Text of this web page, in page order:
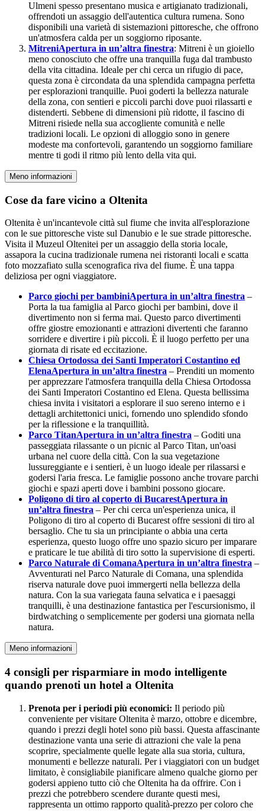
Ulmeni spesso presentano musica e artigianato tradizionali,
offrendoti un assaggio dell'autentica cultura rumena. Sono
disponibili una varietà di sistemazioni pittoresche, che offrono
un'atmosfera calda per un soggiorno riposante.
MitreniApertura in un’altra finestra: Mitreni è un gioiello
meno conosciuto che offre una tranquilla fuga dal trambusto
della vita cittadina. Ideale per chi cerca un rifugio di pace,
questa zona è circondata da una splendida campagna perfetta
per esplorazioni tranquille. Puoi goderti la bellezza naturale
della zona, con sentieri e piccoli parchi dove puoi rilassarti e
distenderti. Sebbene di dimensioni più ridotte, il fascino di
Mitreni risiede nella sua accogliente comunità e nelle
tradizioni locali. Le opzioni di alloggio sono in genere
modeste ma confortevoli, garantendo un soggiorno familiare
mentre ti godi il ritmo più lento della vita qui.
Meno informazioni
Cose da fare vicino a Oltenita
Oltenita è un'incantevole città sul fiume che invita all'esplorazione
con le sue pittoresche viste sul Danubio e le sue strade pittoresche.
Visita il Muzeul Oltenitei per un assaggio della storia locale,
assapora la cucina tradizionale rumena nei ristoranti locali e scatta
foto mozzafiato sulla scenografica riva del fiume. È una tappa
deliziosa per ogni viaggiatore.
Parco giochi per bambiniApertura in un’altra finestra –
Porta la tua famiglia al Parco giochi per bambini, dove il
divertimento non si ferma mai. Questo parco divertimenti
offre giostre emozionanti e attrazioni divertenti che faranno
sorridere e divertire i più piccoli. È il luogo perfetto per una
giornata di risate ed eccitazione.
Chiesa Ortodossa dei Santi Imperatori Costantino ed
ElenaApertura in un’altra finestra – Prenditi un momento
per apprezzare l'atmosfera tranquilla della Chiesa Ortodossa
dei Santi Imperatori Costantino ed Elena. Questa bellissima
chiesa invita i visitatori a esplorare il suo sereno interno e i
dettagli architettonici unici, fornendo uno splendido sfondo
per la riflessione e la tranquillità.
Parco TitanApertura in un’altra finestra – Goditi una
passeggiata rilassante o un picnic al Parco Titan, un'oasi
urbana nel cuore della città. Con la sua vegetazione
lussureggiante e i sentieri, è un luogo ideale per rilassarsi e
godersi l'aria fresca. Le famiglie possono anche trovare parchi
giochi e spazi aperti dove i bambini possono giocare.
Poligono di tiro al coperto di BucarestApertura in
un’altra finestra – Per chi cerca un'esperienza unica, il
Poligono di tiro al coperto di Bucarest offre sessioni di tiro al
bersaglio. Che tu sia un principiante o abbia una certa
esperienza, questo luogo offre uno spazio sicuro per imparare
e praticare le tue abilità di tiro sotto la supervisione di esperti.
Parco Naturale di ComanaApertura in un’altra finestra –
Avventurati nel Parco Naturale di Comana, una splendida
riserva naturale dove puoi immergerti nella bellezza della
natura. Con la sua variegata fauna selvatica e i paesaggi
tranquilli, è una destinazione fantastica per l'escursionismo, il
birdwatching o semplicemente per godersi una giornata nella
natura.
Meno informazioni
4 consigli per risparmiare in modo intelligente
quando prenoti un hotel a Oltenita
Prenota per i periodi più economici: Il periodo più
conveniente per visitare Oltenita è marzo, ottobre e dicembre,
quando i prezzi degli hotel sono più bassi. Questa affascinante
destinazione vanta una serie di attrazioni che vale la pena
scoprire, specialmente quelle legate alla sua storia, cultura,
monumenti e bellezze naturali. Per i viaggiatori con un budget
limitato, è consigliabile pianificare almeno qualche giorno per
godersi appieno tutto ciò che Oltenita ha da offrire. Con i
prezzi che potrebbero scendere durante questi mesi,
rappresenta un ottimo rapporto qualità-prezzo per coloro che